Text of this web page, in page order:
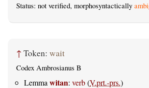
Status: not verified, morphosyntactically
↑ Token: wait
Codex Ambrosianus B
Lemma witan: verb(V.prt.-prs.)